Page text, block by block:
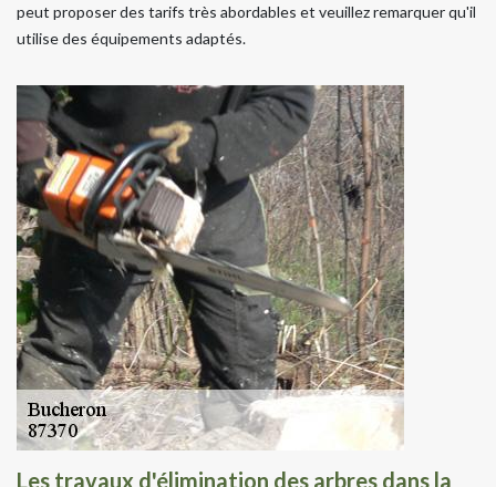
peut proposer des tarifs très abordables et veuillez remarquer qu'il
utilise des équipements adaptés.
Les travaux d'élimination des arbres dans la